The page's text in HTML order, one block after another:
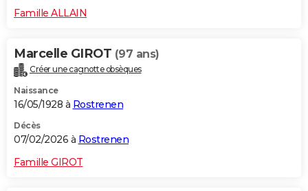
Famille ALLAIN
Marcelle GIROT (97 ans)
Créer une cagnotte obsèques
Naissance
16/05/1928 à Rostrenen
Décès
07/02/2026 à Rostrenen
Famille GIROT